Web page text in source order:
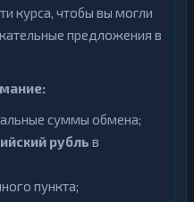
курса, чтобы вы могли
предложения в
суммы обмена;
рубль в
пункта;